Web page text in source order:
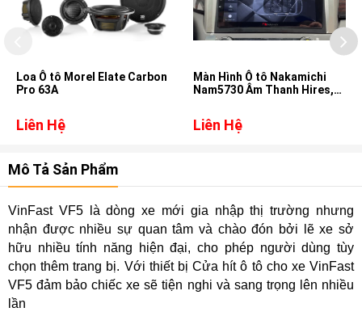
Loa Ô tô Morel Elate Carbon
Pro 63A
Liên Hệ
Màn Hình Ô tô Nakamichi
Nam5730 Âm Thanh Hires,
Liên Hệ
Mô Tả Sản Phẩm
VinFast VF5 là dòng xe mới gia nhập thị trường nhưng
nhận được nhiều sự quan tâm và chào đón bởi lẽ xe sở
hữu nhiều tính năng hiện đại, cho phép người dùng tùy
chọn thêm trang bị. Với thiết bị Cửa hít ô tô cho xe VinFast
VF5 đảm bảo chiếc xe sẽ tiện nghi và sang trọng lên nhiều
lần